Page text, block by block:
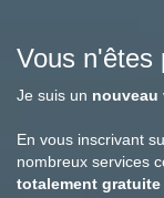
Vous n'êtes
Je suis un nouveau
En vous inscrivant
nombreux services
totalement